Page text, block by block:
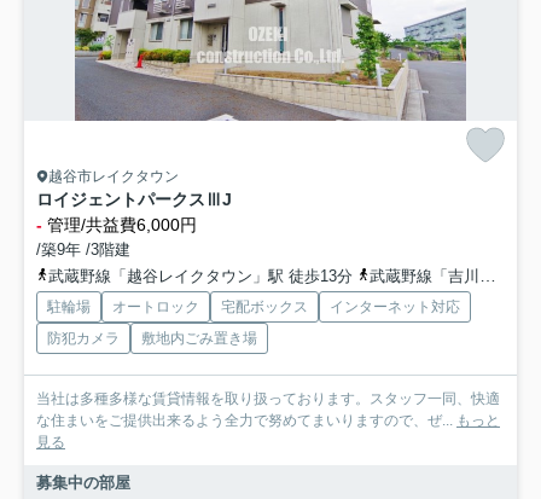
越谷市レイクタウン
ロイジェントパークスⅢJ
- 管理/共益費6,000円
/築9年 /3階建
武蔵野線「越谷レイクタウン」駅 徒歩13分
武蔵野線「吉川」駅 徒歩28分
駐輪場 オートロック 宅配ボックス
インターネット対応
防犯カメラ
敷地内ごみ置き場
当社は多種多様な賃貸情報を取り扱っております。スタッフ一同、快適
な住まいをご提供出来るよう全力で努めてまいりますので、ぜ... もっと
見る
募集中の部屋